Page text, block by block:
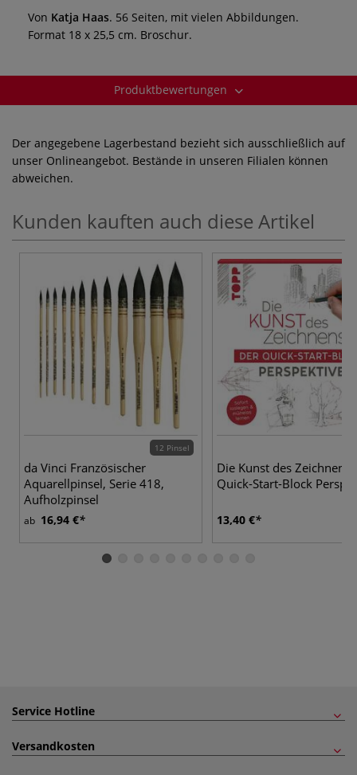
Von Katja Haas. 56 Seiten, mit vielen Abbildungen.
Format 18 x 25,5 cm. Broschur.
Produktbewertungen
Der angegebene Lagerbestand bezieht sich ausschließlich auf
unser Onlineangebot. Bestände in unseren Filialen können
abweichen.
Kunden kauften auch diese Artikel
12 Pinsel
da Vinci Französischer
Aquarellpinsel, Serie 418,
Aufholzpinsel
ab 16,94 €
Die Kunst des Zeichnens
Quick-Start-Block
13,40 €
Service Hotline
Versandkosten